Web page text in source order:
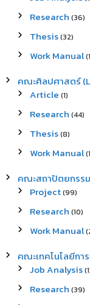
Research (36)
Thesis(32)
Work Manual
คณะศิลปศาสตร์
Article (1)
Research (44)
Thesis(8)
Work Manual
คณะสถาปัตยกรร
Project(99)
Research (10)
Work Manual
คณะเทคโนโลยีก
Job Analysis
Research (39)